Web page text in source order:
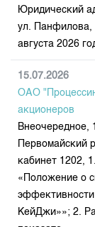
Результаты
Объем ГЦБ в
Результаты
Юридический
ул. Панфилова,
августа 2026
15.07.2026
ОАО
акционеров
Внеочередное,
Первомайский
кабинет 1202,
«Положение о
КейДжи»»; 2.